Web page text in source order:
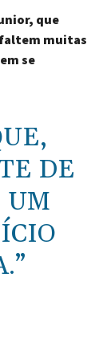
que
muitas
se
DE
UM